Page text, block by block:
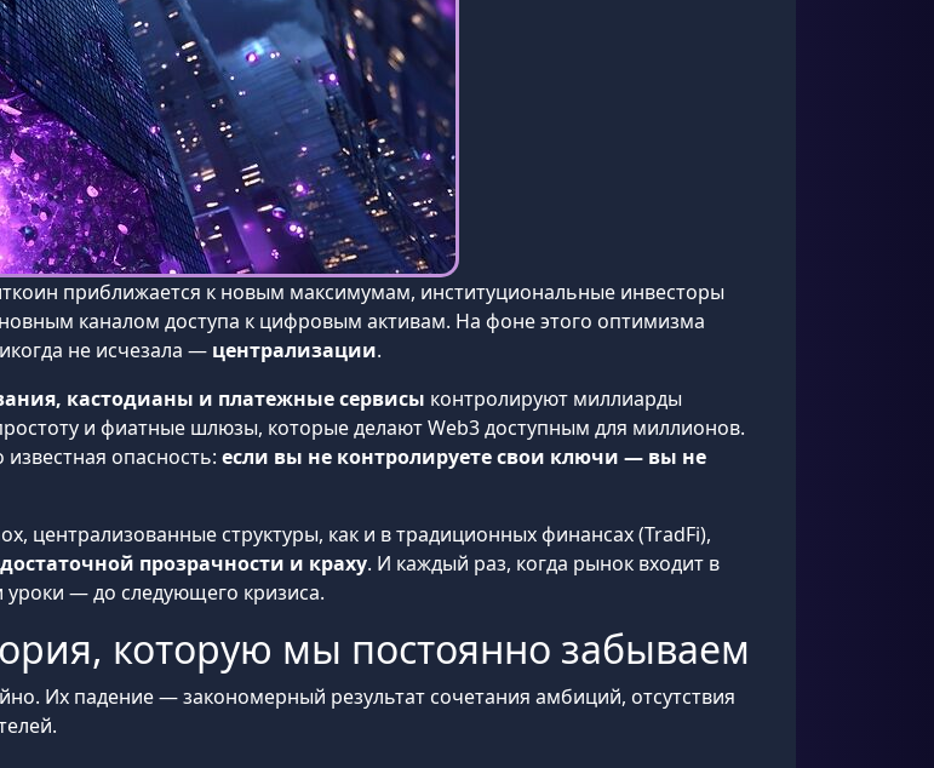
приближается к новым максимумам, институциональные инвесторы
каналом доступа к цифровым активам. На фоне этого оптимизма
не исчезала — централизации.
кастодианы и платежные сервисы контролируют миллиарды
и фиатные шлюзы, которые делают Web3 доступным для миллионов.
опасность: если вы не контролируете свои ключи — вы не
централизованные структуры, как и в традиционных финансах (TradFi),
прозрачности и краху. И каждый раз, когда рынок входит в
— до следующего кризиса.
которую мы постоянно забываем
Их падение — закономерный результат сочетания амбиций, отсутствия